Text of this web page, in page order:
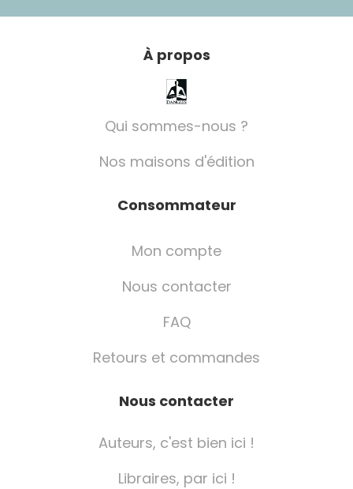
À propos
Qui sommes-nous ?
Nos maisons d'édition
Consommateur
Mon compte
Nous contacter
FAQ
Retours et commandes
Nous contacter
Auteurs, c'est bien ici !
Libraires, par ici !